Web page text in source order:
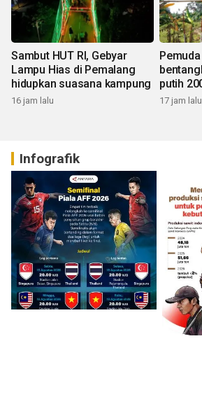
Sambut HUT RI, Gebyar
Lampu Hias di Pemalang
hidupkan suasana kampung
16 jam lalu
putih
RI
17 jam lalu
Infografik